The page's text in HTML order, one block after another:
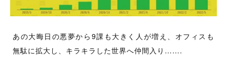
あの大晦日の悪夢から9課も大きく人が増え、オフィスも
無駄に拡大し、キラキラした世界へ仲間入り…….